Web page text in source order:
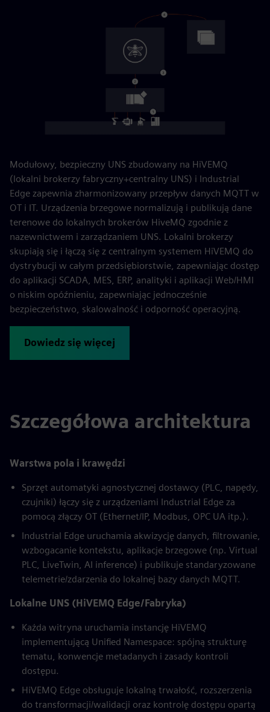
Modułowy, bezpieczny UNS zbudowany na HiVEMQ
(lokalni brokerzy fabryczny+centralny UNS) i Industrial
Edge zapewnia zharmonizowany przepływ danych MQTT w
OT i IT. Urządzenia brzegowe normalizują i publikują dane
terenowe do lokalnych brokerów HiveMQ zgodnie z
nazewnictwem i zarządzaniem UNS. Lokalni brokerzy
skupiają się i łączą się z centralnym systemem HiVEMQ do
dystrybucji w całym przedsiębiorstwie, zapewniając dostęp
do aplikacji SCADA, MES, ERP, analityki i aplikacji Web/HMI
o niskim opóźnieniu, zapewniając jednocześnie
bezpieczeństwo, skalowalność i odporność operacyjną.
Dowiedz się więcej
Szczegółowa architektura
Warstwa pola i krawędzi
Sprzęt automatyki agnostycznej dostawcy (PLC, napędy,
czujniki) łączy się z urządzeniami Industrial Edge za
pomocą złączy OT (Ethernet/IP, Modbus, OPC UA itp.).
Industrial Edge uruchamia akwizycję danych, filtrowanie,
wzbogacanie kontekstu, aplikacje brzegowe (np. Virtual
PLC, LiveTwin, AI inference) i publikuje standaryzowane
telemetrie/zdarzenia do lokalnej bazy danych MQTT.
Lokalne UNS (HiVEMQ Edge/Fabryka)
Każda witryna uruchamia instancję HiVEMQ
implementującą Unified Namespace: spójną strukturę
tematu, konwencje metadanych i zasady kontroli
dostępu.
HiVEMQ Edge obsługuje lokalną trwałość, rozszerzenia
do transformacji/walidacji oraz kontrolę dostępu opartą